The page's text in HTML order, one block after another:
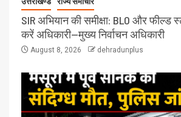
SIR अभियान की समीक्षा: BLO और फील्ड
करें अधिकारी—मुख्य निर्वाचन अधिकारी
August 8, 2026 dehradunplus